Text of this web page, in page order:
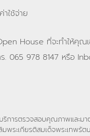
าใช้จ่าย
House ที่จะทำให้คุณเ
. 065 978 8147 หรือ
ริการตรวจสอบคุณภาพและม
พระเกียรติสมเด็จพระเทพรั